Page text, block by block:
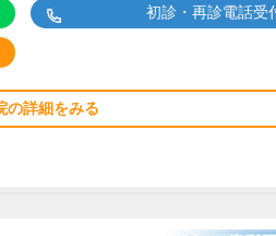
初診・再診電話受
の詳細をみる